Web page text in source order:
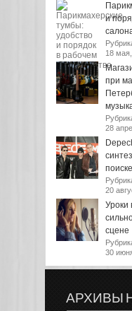
и
18
при
28
поиске
20
Уроки
сцене
30
АРХИВЫ